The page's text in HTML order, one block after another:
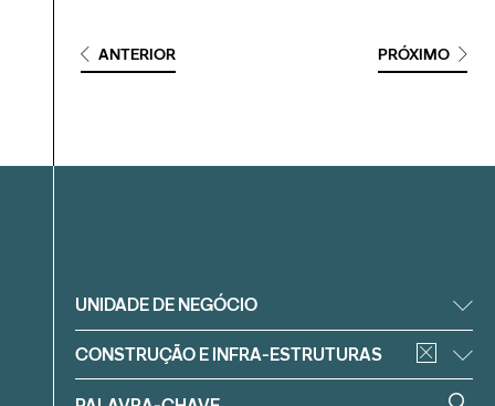
ANTERIOR PRÓXIMO
Filtrar
UNIDADE DE NEGÓCIO
CONSTRUÇÃO E INFRA-ESTRUTURAS